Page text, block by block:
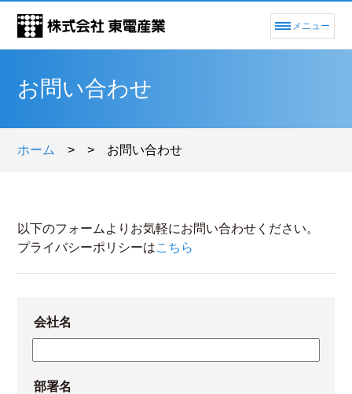
メニュー
お問い合わせ
ホーム > > お問い合わせ
以下のフォームよりお気軽にお問い合わせください。
プライバシーポリシーはこちら
会社名
部署名